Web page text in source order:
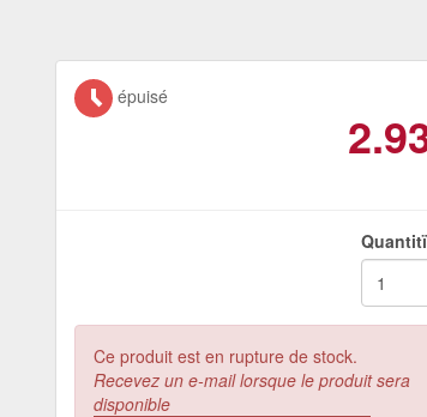
épuisé
Ce produit est en rupture de stock.
Recevez un e-mail lorsque le produit sera
disponible